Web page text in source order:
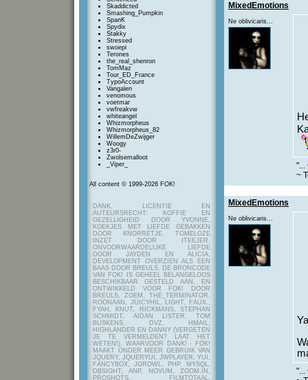
Skaddicted
Smashing_Pumpkin
SpanK
Spydix
Stakky
Stressed
swoepi
Terones
the_real_shenron
TomMaz
Tour_ED_France
TypoAccount
Vangalen
venomous
voetmar
vwfreakvw
whiteangel
Whizmorpheus
Whizmorpheus_82
WillemDeZwijger
Woogy
z3r0-
Zwolsemalloot
_Viper_
All content © 1999-2026 FOK!
DANK, LICENTIE EN
AUTEURSRECHT: KOFFIE EN
GEZELLIGHEID DOOR YVONNE,
KOEKJES MET LIEFDE GEBAKKEN
DOOR KNORRETJE, TOMELOZE
INZET DOOR ITEEJER,
ONVOORWAARDELIJKE LIEFDE
DOOR JAYDEN EN ALICIA,
DEVELOPMENT OVERZIEN ALS EEN
BAAS DOOR BREULS. DE BRONCODE
VAN FOK! IS GEHEEL BELANGELOOS
BESCHIKBAAR GESTELD AAN, EN
ONTWIKKELD VOOR FOK! DOOR
BREULS, ZOEM, THE_TERMINATOR,
ROONAAN, JUICYHIL, LIGHT, FAUX.,
FYAH, KNUT, RICKMANS, STEPHAN
SCHMIDT, AIDAN LISTER, TOM
BUSKENS, DVZ, HMAIL,
HIGHLANDER EN DANNY (VERGETEN
JE TE VERMELDEN? LAAT HET
WETEN!), WAARVOOR DANK! - FOK!
MAAKT ONDER MEER GEBRUIK VAN
JQUERY, JQUERYUI, JWPLAYER, YUI,
FANCYBOX, JGROWL, PHP, MYSQL,
DBSIGHT, ANP, NOVUM, ZOOM.IN,
PROSHOTS, FILMTOTAAL,
MixedEmotions
Ne oblivicaris...
"...
~
MixedEmotions
Ne oblivicaris...
"...